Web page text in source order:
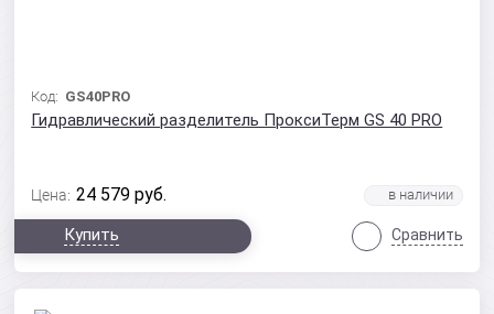
Код: GS40PRO
Гидравлический разделитель ПроксиТерм GS 40 PRO
Цена: 24 579 руб.
Купить Сравнить